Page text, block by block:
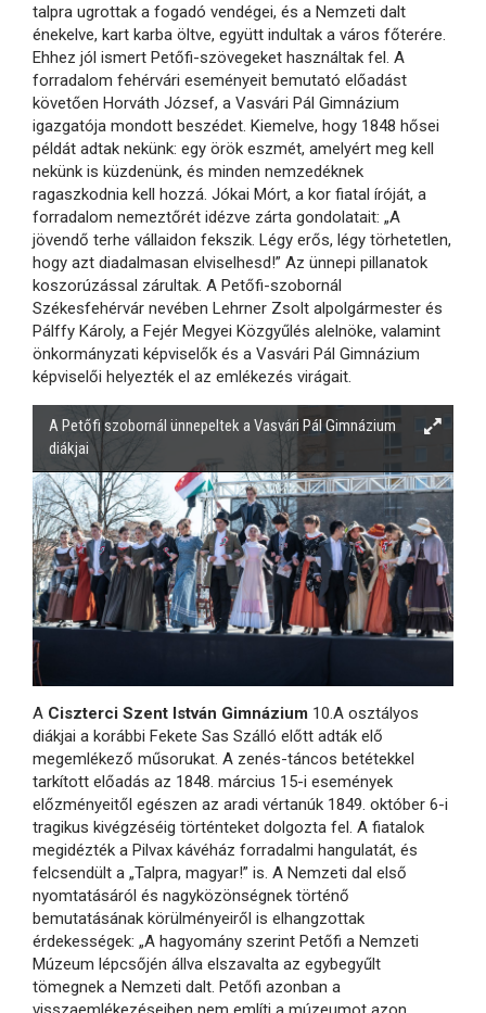
talpra ugrottak a fogadó vendégei, és a Nemzeti dalt
énekelve, kart karba öltve, együtt indultak a város főterére.
Ehhez jól ismert Petőfi-szövegeket használtak fel. A
forradalom fehérvári eseményeit bemutató előadást
követően Horváth József, a Vasvári Pál Gimnázium
igazgatója mondott beszédet. Kiemelve, hogy 1848 hősei
példát adtak nekünk: egy örök eszmét, amelyért meg kell
nekünk is küzdenünk, és minden nemzedéknek
ragaszkodnia kell hozzá. Jókai Mórt, a kor fiatal íróját, a
forradalom nemeztőrét idézve zárta gondolatait: „A
jövendő terhe vállaidon fekszik. Légy erős, légy törhetetlen,
hogy azt diadalmasan elviselhesd!” Az ünnepi pillanatok
koszorúzással zárultak. A Petőfi-szobornál
Székesfehérvár nevében Lehrner Zsolt alpolgármester és
Pálffy Károly, a Fejér Megyei Közgyűlés alelnöke, valamint
önkormányzati képviselők és a Vasvári Pál Gimnázium
képviselői helyezték el az emlékezés virágait.
A Petőfi szobornál ünnepeltek a Vasvári Pál Gimnázium
diákjai
A Ciszterci Szent István Gimnázium 10.A osztályos
diákjai a korábbi Fekete Sas Szálló előtt adták elő
megemlékező műsorukat. A zenés-táncos betétekkel
tarkított előadás az 1848. március 15-i események
előzményeitől egészen az aradi vértanúk 1849. október 6-i
tragikus kivégzéséig történteket dolgozta fel. A fiatalok
megidézték a Pilvax kávéház forradalmi hangulatát, és
felcsendült a „Talpra, magyar!” is. A Nemzeti dal első
nyomtatásáról és nagyközönségnek történő
bemutatásának körülményeiről is elhangzottak
érdekességek: „A hagyomány szerint Petőfi a Nemzeti
Múzeum lépcsőjén állva elszavalta az egybegyűlt
tömegnek a Nemzeti dalt. Petőfi azonban a